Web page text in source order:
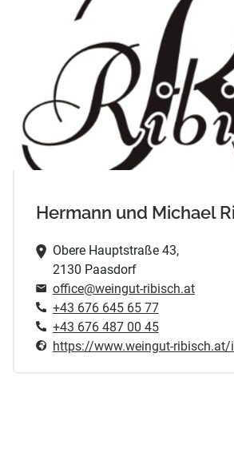
Hermann und Michael
Obere Hauptstraße 43,
2130 Paasdorf
office@weingut-ribisch.at
+43 676 645 65 77
+43 676 487 00 45
https://www.weingut-ribisch.at/